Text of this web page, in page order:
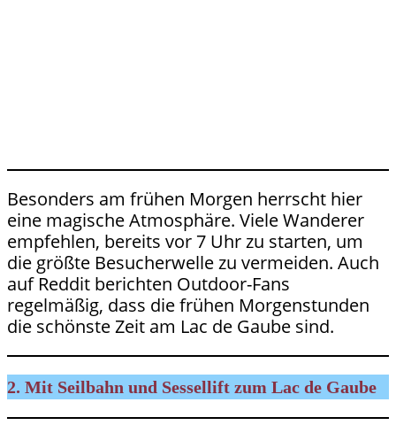
Besonders am frühen Morgen herrscht hier
eine magische Atmosphäre. Viele Wanderer
empfehlen, bereits vor 7 Uhr zu starten, um
die größte Besucherwelle zu vermeiden. Auch
auf Reddit berichten Outdoor-Fans
regelmäßig, dass die frühen Morgenstunden
die schönste Zeit am Lac de Gaube sind.
2. Mit Seilbahn und Sessellift zum Lac de Gaube